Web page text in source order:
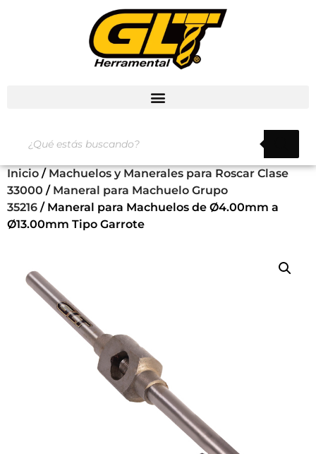
Inicio / Machuelos y Manerales para Roscar Clase
33000 / Maneral para Machuelo Grupo
35216 / Maneral para Machuelos de Ø4.00mm a
Ø13.00mm Tipo Garrote